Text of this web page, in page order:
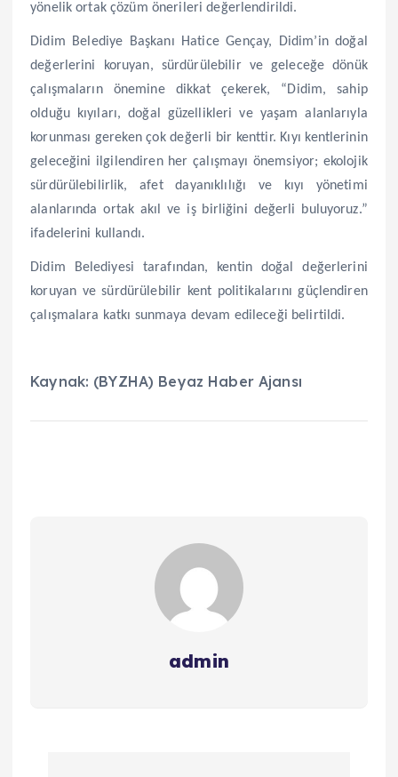
yönelik ortak çözüm önerileri değerlendirildi.
Didim Belediye Başkanı Hatice Gençay, Didim’in doğal
değerlerini koruyan, sürdürülebilir ve geleceğe dönük
çalışmaların önemine dikkat çekerek, “Didim, sahip
olduğu kıyıları, doğal güzellikleri ve yaşam alanlarıyla
korunması gereken çok değerli bir kenttir. Kıyı kentlerinin
geleceğini ilgilendiren her çalışmayı önemsiyor; ekolojik
sürdürülebilirlik, afet dayanıklılığı ve kıyı yönetimi
alanlarında ortak akıl ve iş birliğini değerli buluyoruz.”
ifadelerini kullandı.
Didim Belediyesi tarafından, kentin doğal değerlerini
koruyan ve sürdürülebilir kent politikalarını güçlendiren
çalışmalara katkı sunmaya devam edileceği belirtildi.
Kaynak: (BYZHA) Beyaz Haber Ajansı
admin